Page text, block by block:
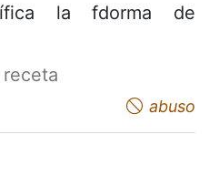
la fdorma de
abuso